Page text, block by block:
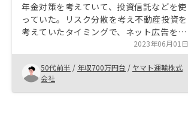
年金対策を考えていて、投資信託などを使
っていた。リスク分散を考え不動産投資を
考えていたタイミングで、ネット広告を見
て申し込んだ。数千万の借金を背負う事に
抵抗があったが、担当者の説明を聞いて、
一歩踏み出そうと思い購入を決めた。
2023年06月01日
50代前半 / 年収700万円台 / ヤマト運輸株式
会社